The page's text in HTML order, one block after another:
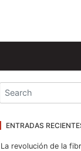
ENTRADAS
La revolución de la